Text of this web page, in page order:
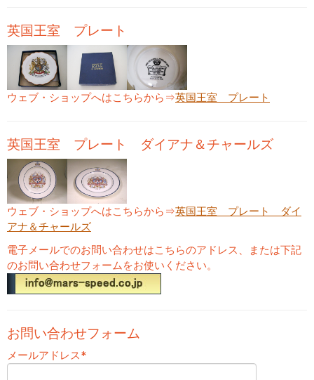
英国王室 プレート
ウェブ・ショップへはこちらから⇒英国王室 プレート
英国王室 プレート ダイアナ＆チャールズ
ウェブ・ショップへはこちらから⇒英国王室 プレート ダイ
アナ＆チャールズ
電子メールでのお問い合わせはこちらのアドレス、または下記
のお問い合わせフォームをお使いください。
お問い合わせフォーム
メールアドレス*